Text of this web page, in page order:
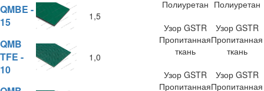
QMBE -
15
1,5
Полиуретан
Узор GSTR
Полиуретан
Узор GSTR
QMB
TFE -
10
1,0
Пропитанная
ткань
Узор GSTR
Пропитанная
ткань
Узор GSTR
ПропитаннаяПропитанная